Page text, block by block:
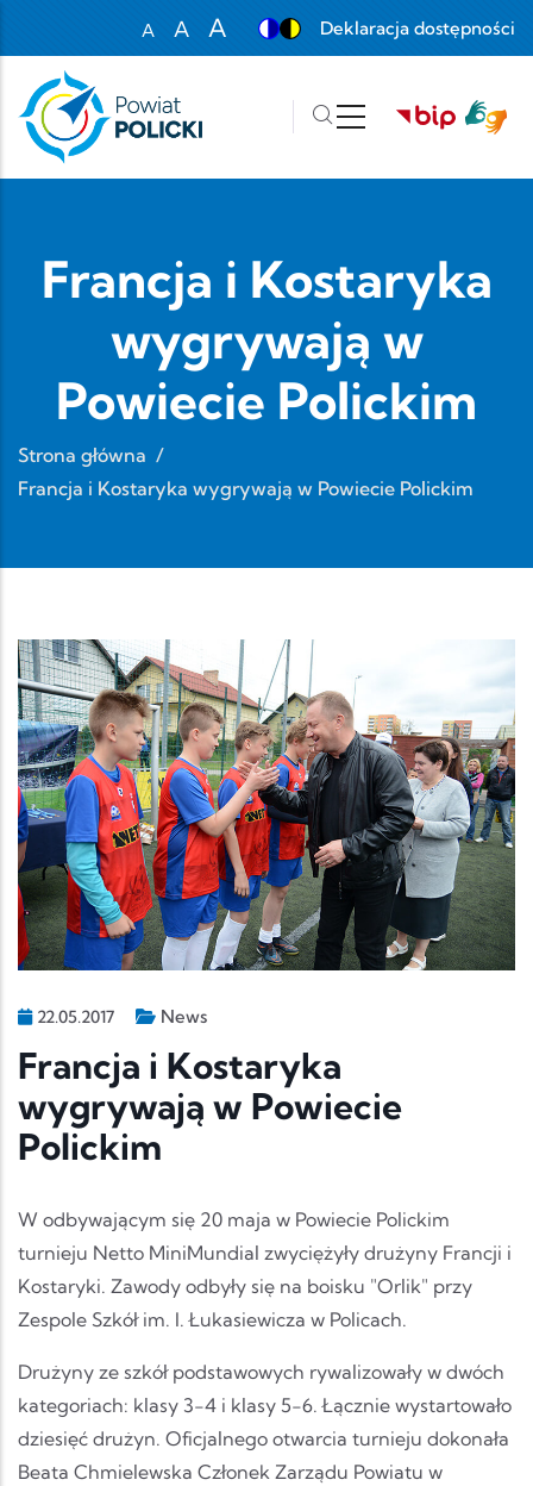
A
Set font size to 100%
A
A
Deklaracja dostępności
Francja i Kostaryka
wygrywają w
Powiecie Polickim
Strona główna /
Francja i Kostaryka wygrywają w Powiecie Polickim
22.05.2017 News
Francja i Kostaryka
wygrywają w Powiecie
Polickim
W odbywającym się 20 maja w Powiecie Polickim
turnieju Netto MiniMundial zwyciężyły drużyny Francji i
Kostaryki. Zawody odbyły się na boisku "Orlik" przy
Zespole Szkół im. I. Łukasiewicza w Policach.
Drużyny ze szkół podstawowych rywalizowały w dwóch
kategoriach: klasy 3-4 i klasy 5-6. Łącznie wystartowało
dziesięć drużyn. Oficjalnego otwarcia turnieju dokonała
Beata Chmielewska Członek Zarządu Powiatu w